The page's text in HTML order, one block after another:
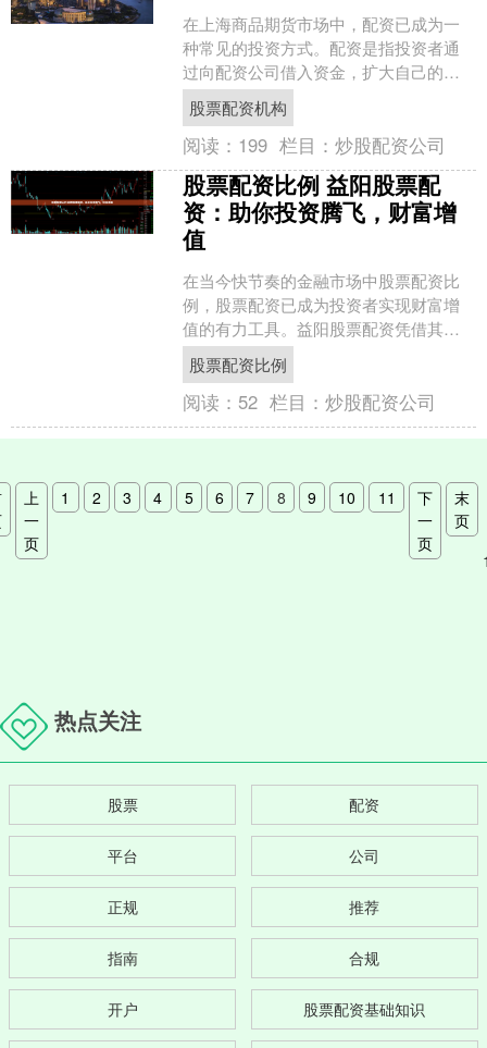
在上海商品期货市场中，配资已成为一
种常见的投资方式。配资是指投资者通
过向配资公司借入资金，扩大自己的投
资规模，从而提高收益率。 3. 确定投资
策略：根据自身的风....
股票配资机构
阅读： 199 栏目：炒股配资公司
股票配资比例 益阳股票配
资：助你投资腾飞，财富增
值
在当今快节奏的金融市场中股票配资比
例，股票配资已成为投资者实现财富增
值的有力工具。益阳股票配资凭借其专
业团队和完善的平台，为投资者提供安
全可靠的配资服务。 小额....
股票配资比例
阅读： 52 栏目：炒股配资公司
上
一
页
1 2 3 4 5 6 7 8 9 10 11
下
一
页
末
页
热点关注
股票 配资
平台 公司
正规 推荐
指南 合规
开户 股票配资基础知识